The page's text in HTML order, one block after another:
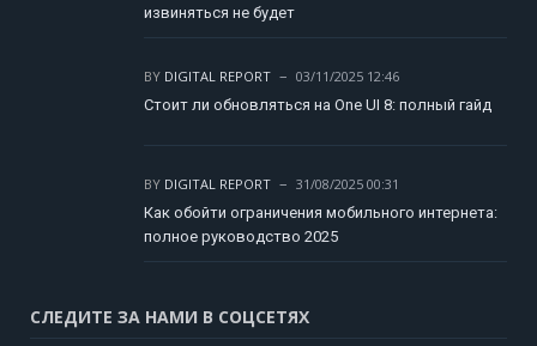
извиняться не будет
BY DIGITAL REPORT
03/11/2025 12:46
Стоит ли обновляться на One UI 8: полный гайд
BY DIGITAL REPORT
31/08/2025 00:31
Как обойти ограничения мобильного интернета:
полное руководство 2025
СЛЕДИТЕ ЗА НАМИ В СОЦСЕТЯХ